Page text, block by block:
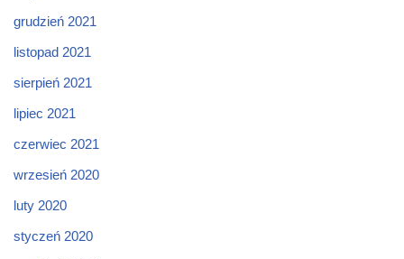
grudzień 2021
listopad 2021
sierpień 2021
lipiec 2021
czerwiec 2021
wrzesień 2020
luty 2020
styczeń 2020